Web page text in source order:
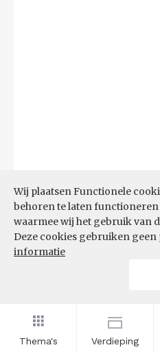
Thema's Verdieping
Wij plaatsen Functionele
behoren te laten
waarmee wij het gebruik van
Deze cookies gebruiken
informatie
Bron:
AANDEEL NEETS